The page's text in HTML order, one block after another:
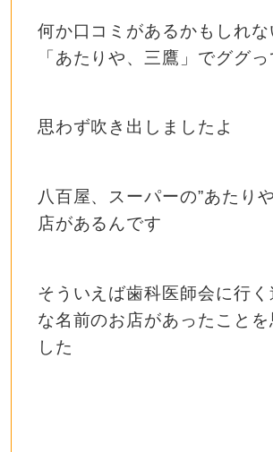
何か口コミがあるかもしれな
「あたりや、三鷹」でググ
思わず吹き出しましたよ
八百屋、スーパーの”あたり
店があるんです
そういえば歯科医師会に行
な名前のお店があったことを
した